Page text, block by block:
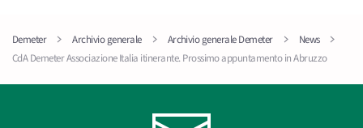
Demeter Archivio generale Archivio generale Demeter
News
CdA Demeter Associazione Italia itinerante. Prossimo appuntamento in Abruzzo